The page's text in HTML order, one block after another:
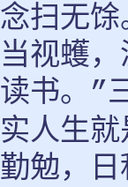
念扫无
当视蠖
读书。 ”
实人生
勤勉，